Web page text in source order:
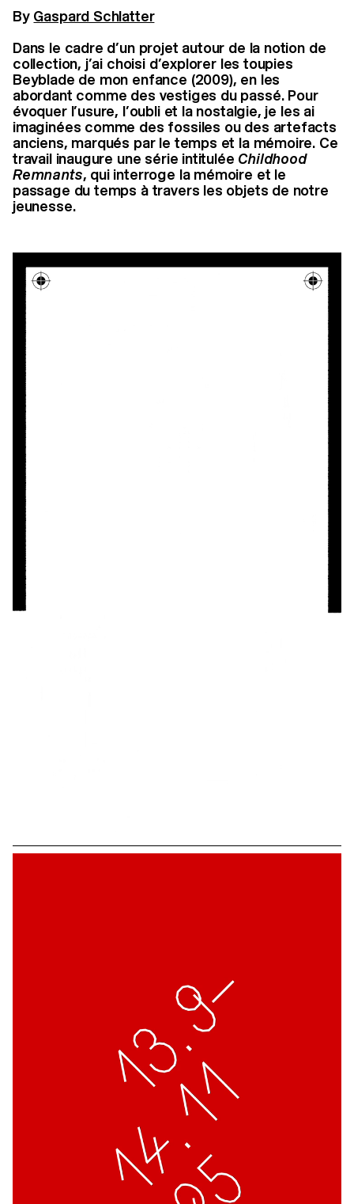
By Gaspard Schlatter
Dans le cadre d’un projet autour de la notion de
collection, j’ai choisi d’explorer les toupies
Beyblade de mon enfance (2009), en les
abordant comme des vestiges du passé. Pour
évoquer l’usure, l’oubli et la nostalgie, je les ai
imaginées comme des fossiles ou des artefacts
anciens, marqués par le temps et la mémoire. Ce
travail inaugure une série intitulée Childhood
Remnants, qui interroge la mémoire et le
passage du temps à travers les objets de notre
jeunesse.